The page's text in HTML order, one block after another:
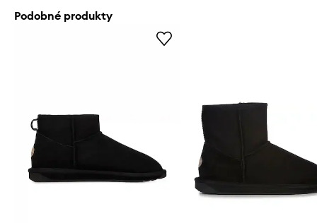
Podobné produkty